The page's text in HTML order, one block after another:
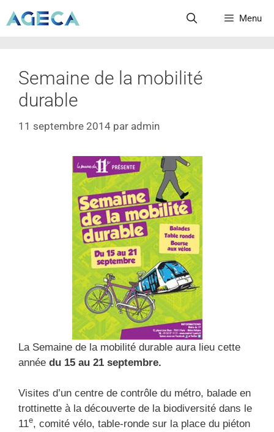
Menu
Semaine de la mobilité
durable
11 septembre 2014 par admin
La Semaine de la mobilité durable aura lieu cette
année du 15 au 21 septembre.
Visites d’un centre de contrôle du métro, balade en
trottinette à la découverte de la biodiversité dans le
11e, comité vélo, table-ronde sur la place du piéton